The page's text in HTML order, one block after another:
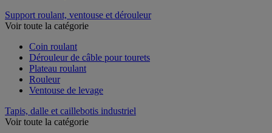
Support roulant, ventouse et dérouleur
Voir toute la catégorie
Coin roulant
Dérouleur de câble pour tourets
Plateau roulant
Rouleur
Ventouse de levage
Tapis, dalle et caillebotis industriel
Voir toute la catégorie